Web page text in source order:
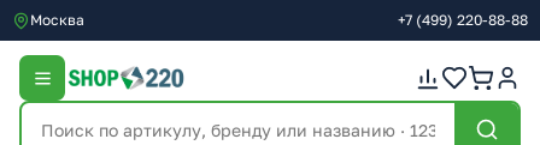
Москва +7 (499) 220-88-88